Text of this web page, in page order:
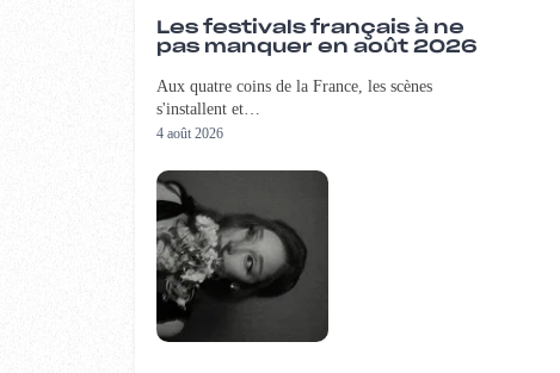
Les festivals français à ne
pas manquer en août 2026
Aux quatre coins de la France, les scènes
s'installent et…
4 août 2026